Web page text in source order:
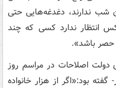
شب ندارند، دغدغه‌هایی حتی
انتظار ندارد کسی که چند
حصر باشد».
دولت اصلاحات در مراسم روز
امسال در دانشگاه شریف-۱۸ آذر- گفته بود:«اگر از هزار خانواده